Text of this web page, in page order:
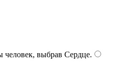
человек, выбрав Сердце.